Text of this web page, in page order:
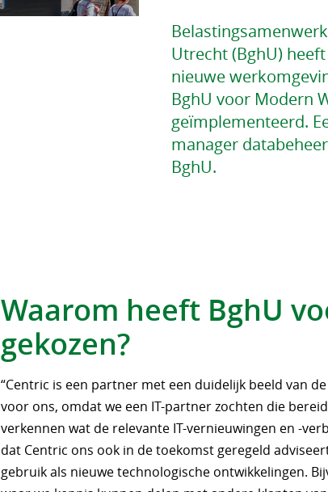
Utrecht (BghU)
nieuwe
BghU voor Modern
geïmplementeerd.
manager
BghU.
Waarom heeft BghU
gekozen?
“Centric is een partner met een duidelijk beeld van
voor ons, omdat we een IT-partner zochten die
verkennen wat de relevante IT-vernieuwingen en -
dat Centric ons ook in de toekomst geregeld
gebruik als nieuwe technologische ontwikkelingen.